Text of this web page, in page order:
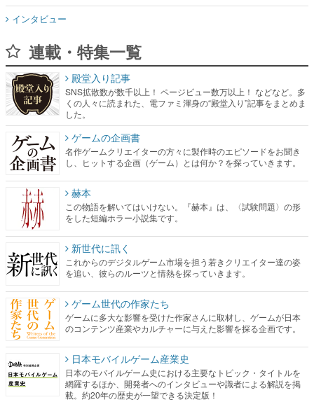
インタビュー
連載・特集一覧
殿堂入り記事
SNS拡散数が数千以上！ ページビュー数万以上！ などなど。多
くの人々に読まれた、電ファミ渾身の“殿堂入り”記事をまとめま
した。
ゲームの企画書
名作ゲームクリエイターの方々に製作時のエピソードをお聞き
し、ヒットする企画（ゲーム）とは何か？を探っていきます。
赫本
この物語を解いてはいけない。『赫本』は、〈試験問題〉の形
をした短編ホラー小説集です。
新世代に訊く
これからのデジタルゲーム市場を担う若きクリエイター達の姿
を追い、彼らのルーツと情熱を探っていきます。
ゲーム世代の作家たち
ゲームに多大な影響を受けた作家さんに取材し、ゲームが日本
のコンテンツ産業やカルチャーに与えた影響を探る企画です。
日本モバイルゲーム産業史
日本のモバイルゲーム史における主要なトピック・タイトルを
網羅するほか、開発者へのインタビューや識者による解説を掲
載。約20年の歴史が一望できる決定版！